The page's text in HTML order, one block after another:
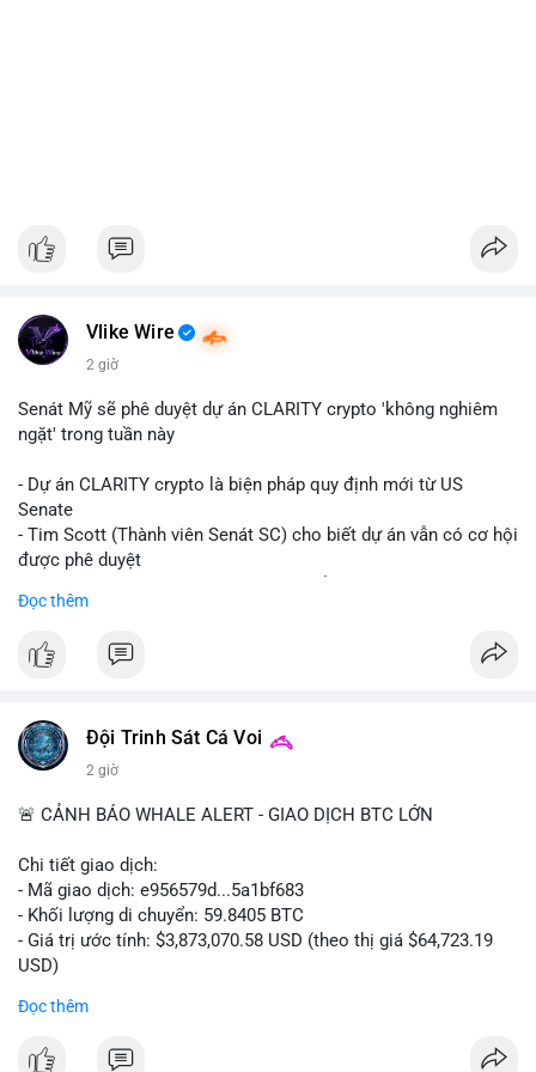
Vlike Wire
2 giờ
Senát Mỹ sẽ phê duyệt dự án CLARITY crypto 'không nghiêm
ngặt' trong tuần này
- Dự án CLARITY crypto là biện pháp quy định mới từ US
Senate
- Tim Scott (Thành viên Senát SC) cho biết dự án vẫn có cơ hội
được phê duyệt
trình
#vlikevn #titanbot
Đọc thêm
Đội Trinh Sát Cá Voi
2 giờ
🚨 CẢNH BÁO WHALE ALERT - GIAO DỊCH BTC LỚN
Chi tiết giao dịch:
- Mã giao dịch: e956579d...5a1bf683
- Khối lượng di chuyển: 59.8405 BTC
- Giá trị ước tính: $3,873,070.58 USD (theo thị giá $64,723.19
USD)
kích hoạt di chuyển trong mempool. Với quy mô này, khả năng
Đọc thêm